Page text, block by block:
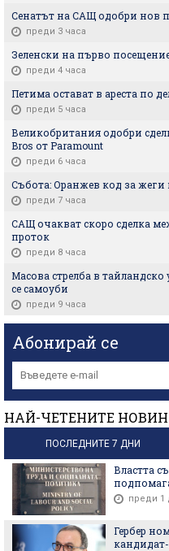
Сенатът на САЩ одобри нов
преди 3 часа
Зеленски на първо
преди 4 часа
Петима остават в ареста по
преди 5 часа
Великобритания одобри
Bros от Paramount
преди 6 часа
Събота: Оранжев код за жеги
преди 7 часа
САЩ очакват скоро сделка
проток
преди 8 часа
Масова стрелба в
се самоуби
преди 9 часа
Абонирай се
НАЙ-ЧЕТЕНИТЕ
ПОСЛЕДНИТЕ 7 ДНИ
Властта
преди 1
Гербер